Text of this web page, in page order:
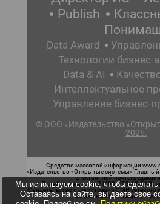
Publish
Data Award
Технологии бизнес-
Data & AI
Интеллектуальное
Управление бизнес-
© ООО «Издательство
2026.
Средство массовой информации
«Издательство «Открытые системы»
электронной почты
Телефон редакции: 7 (499) 703-18-54
Свидетельство о регистрации СМИ
05 июня 2015 г. выдано
Мы используем cookie, чтобы
Оставаясь на сайте, вы даете свое